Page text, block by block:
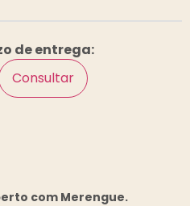
de entrega:
Consultar
com Merengue.